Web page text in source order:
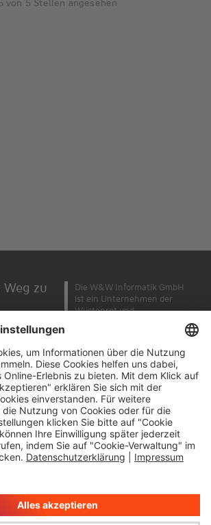
von 5 Stellen angesehen
zu
Die W&W Informatik GmbH
ist ein Unternehmen der
Wüstenrot und